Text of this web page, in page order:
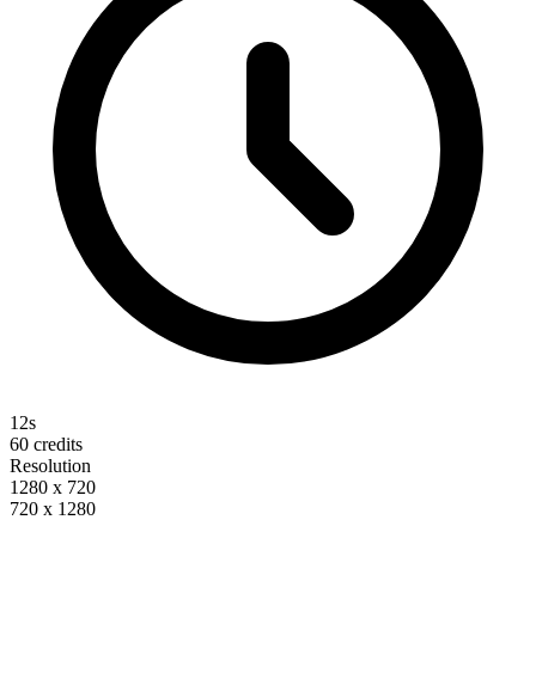
12s
60 credits
Resolution
1280 x 720
720 x 1280